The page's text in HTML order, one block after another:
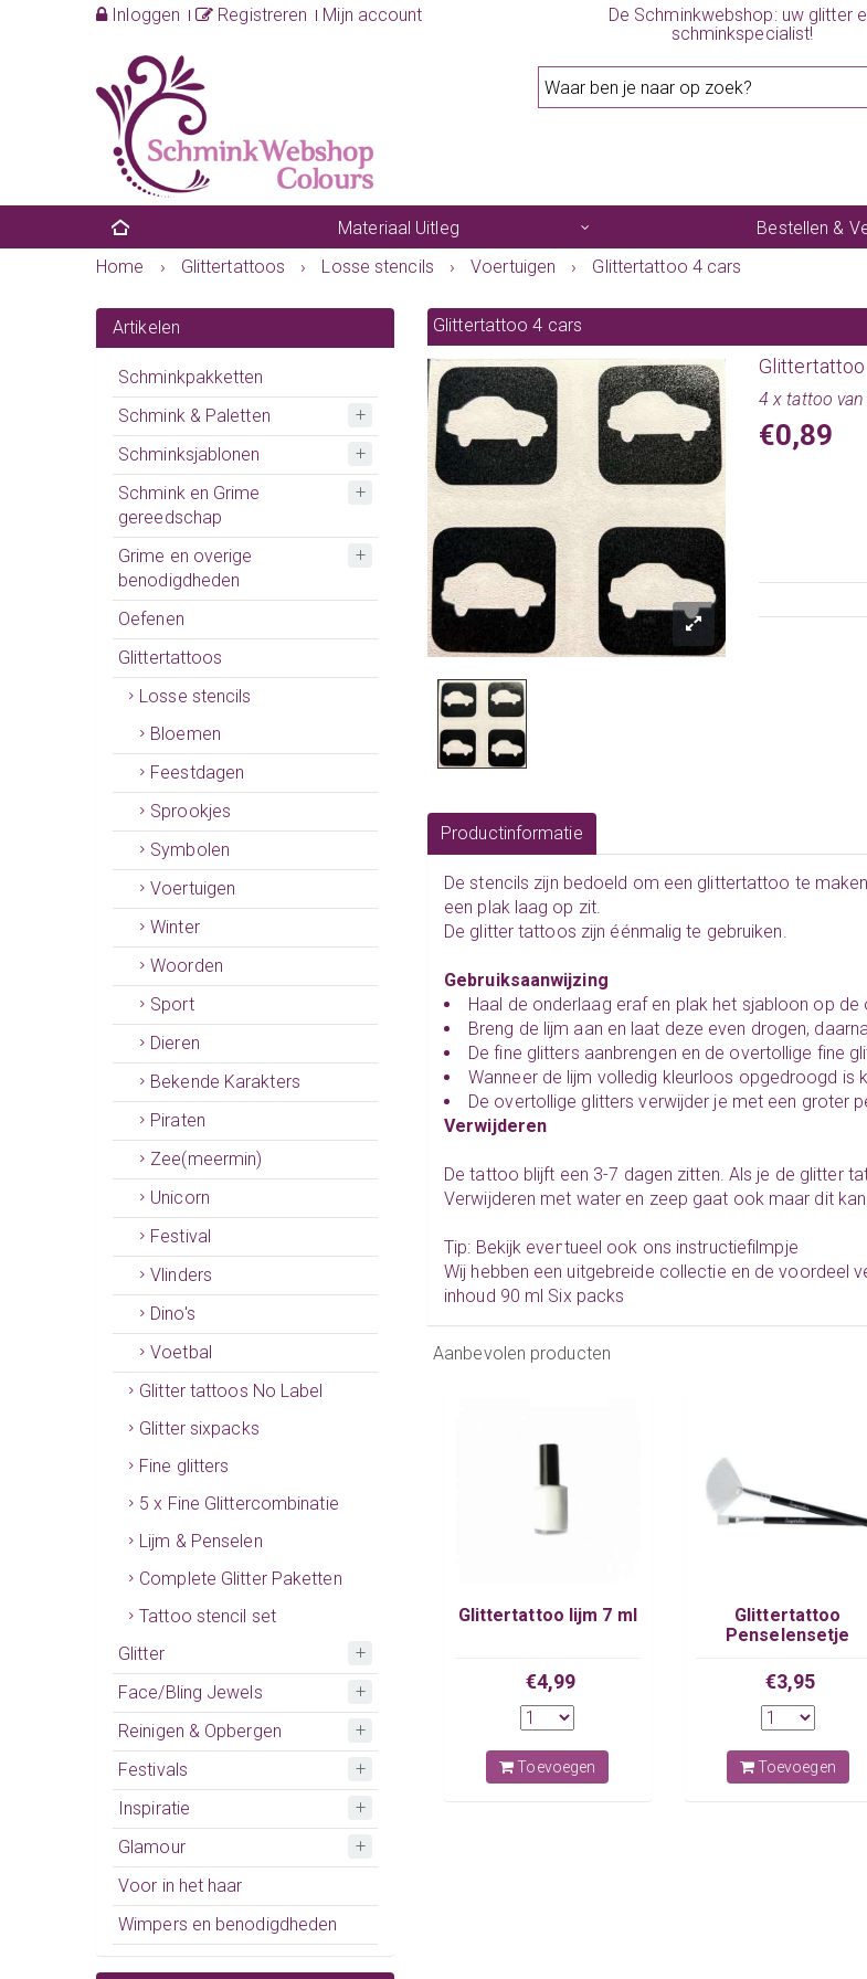
Inloggen Registreren Mijn account
De Schminkwebshop: uw glitter
schminkspecialist!
Materiaal Uitleg Bestellen &
Home
› Glittertattoos › Losse stencils › Voertuigen › Glittertattoo 4 cars
Artikelen
Schminkpakketten
Schmink & Paletten
Schminksjablonen
Schmink en Grime
gereedschap
Grime en overige
benodigdheden
Oefenen
Glittertattoos
Losse stencils
Bloemen
Feestdagen
Sprookjes
Symbolen
Voertuigen
Winter
Woorden
Sport
Dieren
Bekende Karakters
Piraten
Zee(meermin)
Unicorn
Festival
Vlinders
Dino's
Voetbal
Glitter tattoos No Label
Glitter sixpacks
Fine glitters
5 x Fine Glittercombinatie
Lijm & Penselen
Complete Glitter Paketten
Tattoo stencil set
Glitter
Face/Bling Jewels
Reinigen & Opbergen
Festivals
Inspiratie
Glamour
Voor in het haar
Wimpers en benodigdheden
Glittertattoo 4 cars
4 x tattoo
€0,89
Productinformatie
Destencils zijn bedoeld om een glittertattoo te
een plak laag op zit.
De glitter tattoos zijn éénmalig te gebruiken.
Gebruiksaanwijzing
Haal de onderlaag eraf en plak het sjabloon op
Breng de lijm aan en laat deze even drogen,
Define glitters aanbrengen en de overtollige fine
Wanneer de lijm volledig kleurloos opgedroogd is
De overtollige glitters verwijder je met een groter
Verwijderen
De tattoo blijft een 3-7 dagen zitten. Als je de glitter
Verwijderen met water en zeep gaat ook maar dit
Tip: Bekijk eventueel ook ons instructiefilmpje
Wij hebben een uitgebreide collectie en de voordeel
inhoud 90 ml Six packs
Aanbevolen producten
Glittertattoo lijm 7 ml
€4,99
Toevoegen
Glittertattoo
Penselensetje
€3,95
Toevoegen